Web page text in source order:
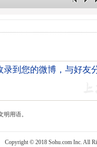
用语。
Copyright © 2018 Sohu.com Inc. All